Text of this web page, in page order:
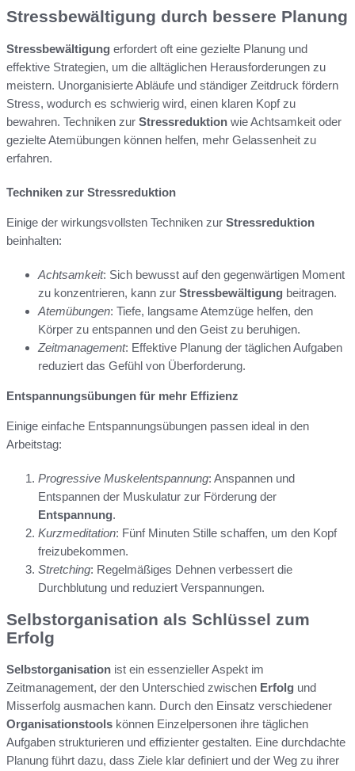
Stressbewältigung durch bessere Planung
Stressbewältigung erfordert oft eine gezielte Planung und
effektive Strategien, um die alltäglichen Herausforderungen zu
meistern. Unorganisierte Abläufe und ständiger Zeitdruck fördern
Stress, wodurch es schwierig wird, einen klaren Kopf zu
bewahren. Techniken zur Stressreduktion wie Achtsamkeit oder
gezielte Atemübungen können helfen, mehr Gelassenheit zu
erfahren.
Techniken zur Stressreduktion
Einige der wirkungsvollsten Techniken zur Stressreduktion
beinhalten:
Achtsamkeit: Sich bewusst auf den gegenwärtigen Moment
zu konzentrieren, kann zur Stressbewältigung beitragen.
Atemübungen: Tiefe, langsame Atemzüge helfen, den
Körper zu entspannen und den Geist zu beruhigen.
Zeitmanagement: Effektive Planung der täglichen Aufgaben
reduziert das Gefühl von Überforderung.
Entspannungsübungen für mehr Effizienz
Einige einfache Entspannungsübungen passen ideal in den
Arbeitstag:
Progressive Muskelentspannung: Anspannen und
Entspannen der Muskulatur zur Förderung der
Entspannung.
Kurzmeditation: Fünf Minuten Stille schaffen, um den Kopf
freizubekommen.
Stretching: Regelmäßiges Dehnen verbessert die
Durchblutung und reduziert Verspannungen.
Selbstorganisation als Schlüssel zum
Erfolg
Selbstorganisation ist ein essenzieller Aspekt im
Zeitmanagement, der den Unterschied zwischen Erfolg und
Misserfolg ausmachen kann. Durch den Einsatz verschiedener
Organisationstools können Einzelpersonen ihre täglichen
Aufgaben strukturieren und effizienter gestalten. Eine durchdachte
Planung führt dazu, dass Ziele klar definiert und der Weg zu ihrer